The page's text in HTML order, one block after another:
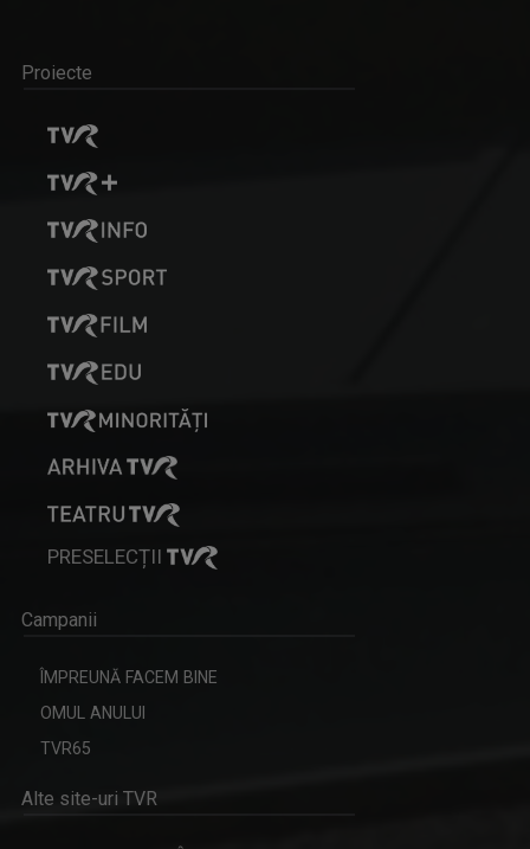
Proiecte
PRESELECȚII
Campanii
ÎMPREUNĂ FACEM BINE
OMUL ANULUI
TVR65
Alte site-uri TVR